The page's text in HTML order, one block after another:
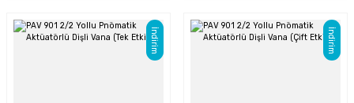
İndirim İndirim